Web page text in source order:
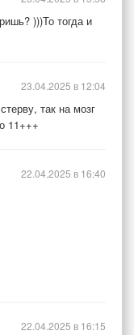
)))То тогда и
так на мозг
11+++
23.04.2025 в 12:04
22.04.2025 в 16:40
22.04.2025 в 16:15